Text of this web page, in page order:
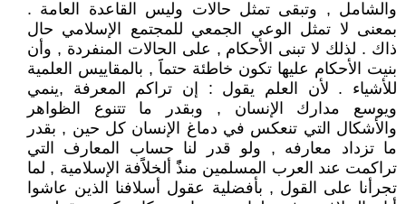
والشامل , وتبقى تمثل حالات وليس القاعدة العامة .
بمعنى لا تمثل الوعي الجمعي للمجتمع الإسلامي حال
ذاك . لذلك لا تبنى الأحكام , على الحالات المنفردة , وأن
بنيت الأحكام عليها تكون خاطئة حتماََ , بالمقاييس العلمية
للأشياء . لأن العلم يقول : إن تراكم المعرفة ,ينمي
ويوسع مدارك الإنسان , وبقدر ما تتنوع الظواهر
والأشكال التي تنعكس في دماغ الإنسان كل حين , بقدر
ما تزداد معارفه , ولو قدر لنا حساب المعارف التي
تراكمت عند العرب المسلمين منذًًَ ألخلاًَفة الإسلامية , لما
تجرأنا على القول , بأفضلية عقول أسلافنا الذين عاشوا